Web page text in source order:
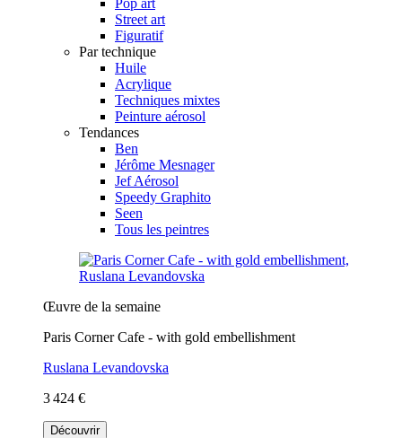
Street art
Figuratif
Par technique
Huile
Acrylique
Techniques mixtes
Peinture aérosol
Tendances
Ben
Jérôme Mesnager
Jef Aérosol
Speedy Graphito
Seen
Tous les peintres
Œuvre de la semaine
Paris Corner Cafe - with gold embellishment
Ruslana Levandovska
3 424 €
Découvrir